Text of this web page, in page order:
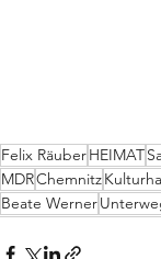
Felix RäuberHEIMAT
MDRChemnitz
Beate Werner